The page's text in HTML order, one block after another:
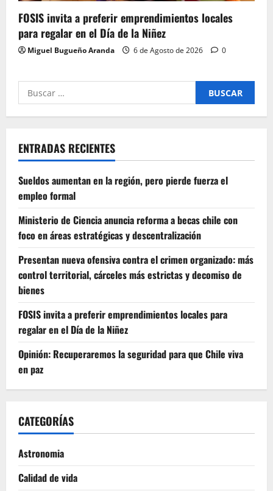
FOSIS invita a preferir emprendimientos locales
para regalar en el Día de la Niñez
Miguel Bugueño Aranda 6 de Agosto de 2026 0
Buscar
por:
ENTRADAS RECIENTES
Sueldos aumentan en la región, pero pierde fuerza el
empleo formal
Ministerio de Ciencia anuncia reforma a becas chile con
foco en áreas estratégicas y descentralización
Presentan nueva ofensiva contra el crimen organizado: más
control territorial, cárceles más estrictas y decomiso de
bienes
FOSIS invita a preferir emprendimientos locales para
regalar en el Día de la Niñez
Opinión: Recuperaremos la seguridad para que Chile viva
en paz
CATEGORÍAS
Astronomia
Calidad de vida